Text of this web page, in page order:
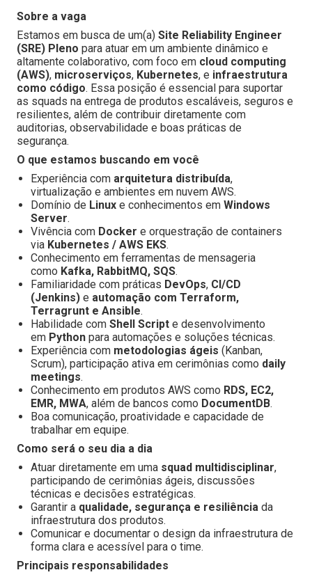
Sobre a vaga
Estamos em busca de um(a) Site Reliability Engineer
(SRE) Pleno para atuar em um ambiente dinâmico e
altamente colaborativo, com foco em cloud computing
(AWS), microserviços, Kubernetes, e infraestrutura
como código. Essa posição é essencial para suportar
as squads na entrega de produtos escaláveis, seguros e
resilientes, além de contribuir diretamente com
auditorias, observabilidade e boas práticas de
segurança.
O que estamos buscando em você
Experiência com arquitetura distribuída,
virtualização e ambientes em nuvem AWS.
Domínio de Linux e conhecimentos em Windows
Server.
Vivência com Docker e orquestração de containers
via Kubernetes / AWS EKS.
Conhecimento em ferramentas de mensageria
como Kafka, RabbitMQ, SQS.
Familiaridade com práticas DevOps, CI/CD
(Jenkins) e automação com Terraform,
Terragrunt e Ansible.
Habilidade com Shell Script e desenvolvimento
em Python para automações e soluções técnicas.
Experiência com metodologias ágeis (Kanban,
Scrum), participação ativa em cerimônias como daily
meetings.
Conhecimento em produtos AWS como RDS, EC2,
EMR, MWA, além de bancos como DocumentDB.
Boa comunicação, proatividade e capacidade de
trabalhar em equipe.
Como será o seu dia a dia
Atuar diretamente em uma squad multidisciplinar,
participando de cerimônias ágeis, discussões
técnicas e decisões estratégicas.
Garantir a qualidade, segurança e resiliência da
infraestrutura dos produtos.
Comunicar e documentar o design da infraestrutura de
forma clara e acessível para o time.
Principais responsabilidades